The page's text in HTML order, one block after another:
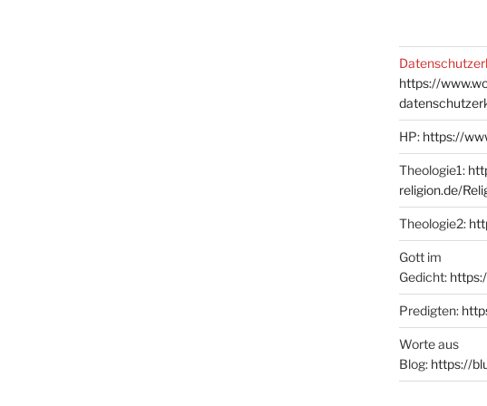
https://
HP: https://
Theologie1:
religion.de/
Theologie2:
Gott im
Gedicht:
Predigten:
Worte aus
Blog: https://